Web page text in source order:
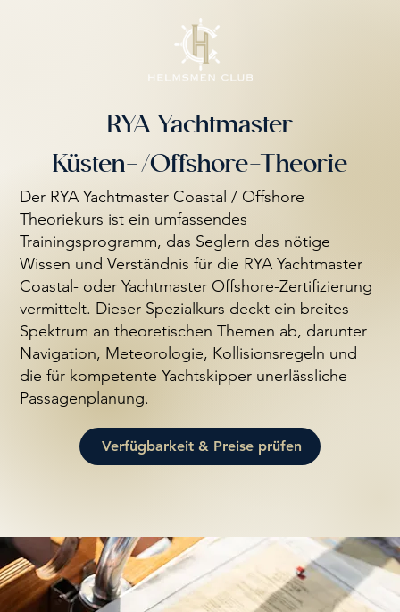
RYA Yachtmaster
Küsten-/Offshore-Theorie
Der RYA Yachtmaster Coastal / Offshore
Theoriekurs ist ein umfassendes
Trainingsprogramm, das Seglern das nötige
Wissen und Verständnis für die RYA Yachtmaster
Coastal- oder Yachtmaster Offshore-Zertifizierung
vermittelt. Dieser Spezialkurs deckt ein breites
Spektrum an theoretischen Themen ab, darunter
Navigation, Meteorologie, Kollisionsregeln und
die für kompetente Yachtskipper unerlässliche
Passagenplanung.
Verfügbarkeit & Preise prüfen